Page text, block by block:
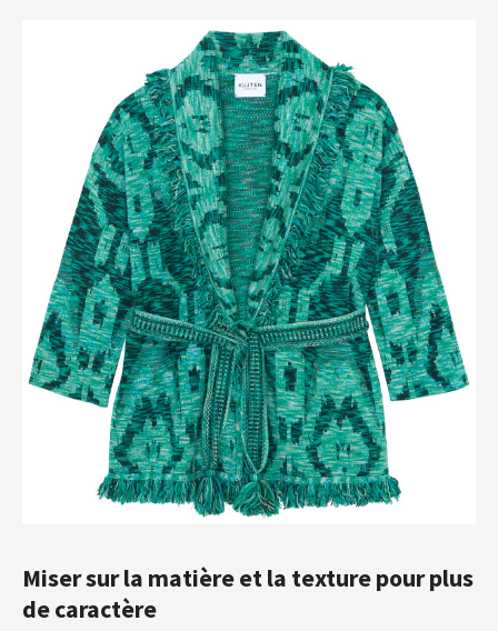
Miser sur la matière et la texture pour plus
de caractère